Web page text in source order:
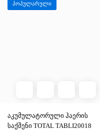
პოპულარული
აკუმულატორული ჰაერის
საქშენი TOTAL TABLI20018